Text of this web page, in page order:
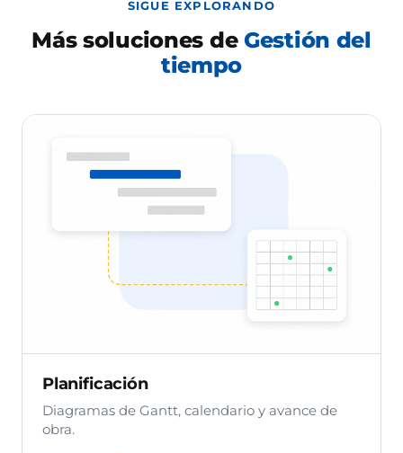
SIGUE EXPLORANDO
Más soluciones de Gestión del
tiempo
Planificación
Diagramas de Gantt, calendario y avance de
obra.